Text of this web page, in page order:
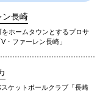
ン長崎
ホームタウンとするプロサ
・ファーレン長崎」
ケットボールクラブ「長崎